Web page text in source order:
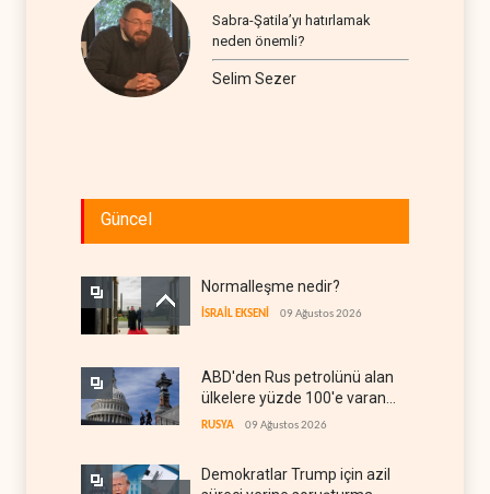
Sabra-Şatila’yı hatırlamak
neden önemli?
Selim Sezer
Güncel
Normalleşme nedir?
İSRAİL EKSENİ 09 Ağustos 2026
ABD'den Rus petrolünü alan
ülkelere yüzde 100'e varan
gümrük vergisi
RUSYA 09 Ağustos 2026
Demokratlar Trump için azil